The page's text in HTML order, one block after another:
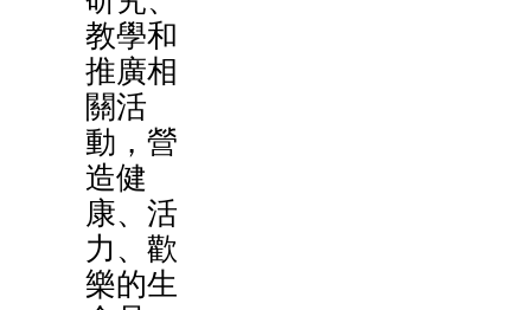
教學和
推廣相
關活
動，營
造健
康、活
力、歡
樂的生